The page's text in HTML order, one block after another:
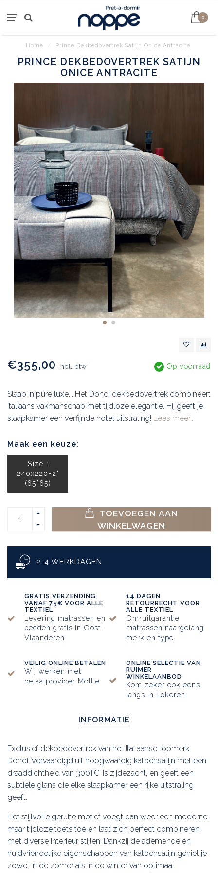
0
Home Prince Dekbedovertrek Satijn Onice Antracite
PRINCE DEKBEDOVERTREK SATIJN
ONICE ANTRACITE
€355,00 Incl. btw Op voorraad
Slaap in pure luxe... Het Dondi dekbedovertrek combineert
Italiaans vakmanschap met tijdloze elegantie. Hij geeft je
slaapkamer een verfijnde hotel uitstraling! Lees meer..
Maak een keuze:
Size :
240x220+2*
(65*65)
TOEVOEGEN AAN
WINKELWAGEN
2-4 WERKDAGEN
GRATIS VERZENDING
VANAF 75€ VOOR ALLE
TEXTIEL
Levering matrassen en
bedden gratis in Oost-
Vlaanderen
14 DAGEN
RETOURRECHT VOOR
ALLE TEXTIEL
Omruilgarantie
matrassen naargelang
merk en type.
VEILIG ONLINE BETALEN
Wij werken met
betaalprovider Mollie
ONLINE SELECTIE VAN
RUIMER
WINKELAANBOD
Kom zeker ook eens
langs in Lokeren!
INFORMATIE
Exclusief dekbedovertrek van het Italiaanse topmerk
Dondi. Vervaardigd uit hoogwaardig katoensatijn met een
draaddichtheid van 300TC. Is zijdezacht, en geeft een
subtiele glans die elke slaapkamer een rijke uitstraling
geeft.
Het stijlvolle geruite motief voegt dan weer een moderne,
maar tijdloze toets toe en laat zich perfect combineren
met diverse interieur stijlen. Dankzij de ademende en
huidvriendelijke eigenschappen van katoensatijn geniet je
zowel in de zomer als in de winter van optimaal